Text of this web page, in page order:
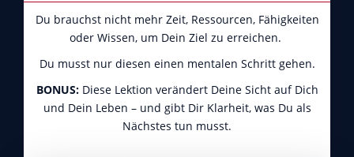
Du brauchst nicht mehr Zeit, Ressourcen, Fähigkeiten
oder Wissen, um Dein Ziel zu erreichen.
Du musst nur diesen einen mentalen Schritt gehen.
BONUS:Diese Lektion verändert Deine Sicht auf Dich
und Dein Leben – und gibt Dir Klarheit, was Du als
Nächstes tun musst.